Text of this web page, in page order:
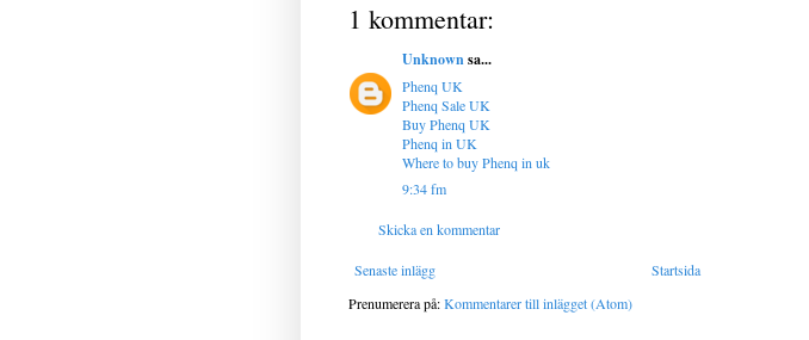
1 kommentar:
Unknownsa...
Phenq UK
Phenq Sale UK
Buy Phenq UK
Phenq in UK
Where to buy Phenq in uk
9:34 fm
Skicka en kommentar
Senaste inlägg
Startsida
Prenumerera på:Kommentarer till inlägget (Atom)